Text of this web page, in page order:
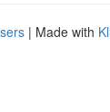
| Made with